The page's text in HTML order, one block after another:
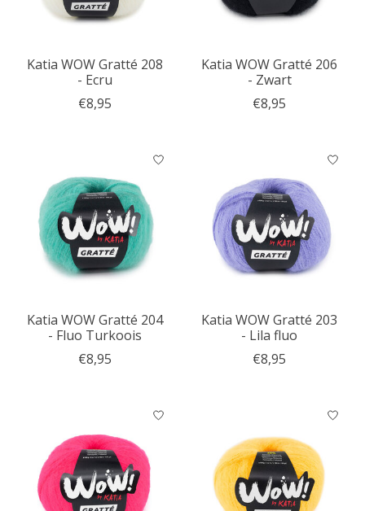
Katia WOW Gratté 208
- Ecru
€8,95
Katia WOW Gratté 206
- Zwart
€8,95
Katia WOW Gratté 204
- Fluo Turkoois
€8,95
Katia WOW Gratté 203
- Lila fluo
€8,95